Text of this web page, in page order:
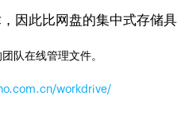
因此比网盘的集中式存储具
队在线管理文件。
workdrive/